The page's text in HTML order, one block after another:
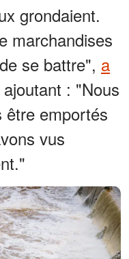
grondaient.
marchandises
se battre", a
: "Nous
être emportés
vus